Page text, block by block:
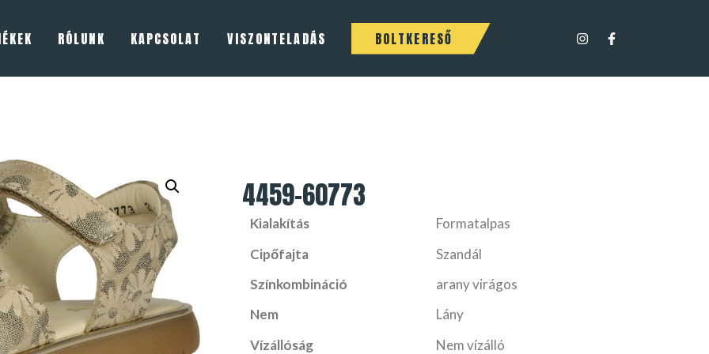
RÓLUNK KAPCSOLAT VISZONTELADÁS BOLTKERESŐ
4459-60773
Kialakítás
Formatalpas
Cipőfajta
Szandál
Színkombináció
arany virágos
Nem
Lány
Vízállóság
Nem vízálló